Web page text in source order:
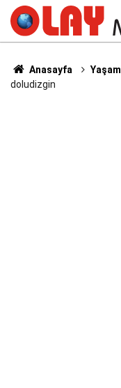
Anasayfa Yaşam
doludizgin